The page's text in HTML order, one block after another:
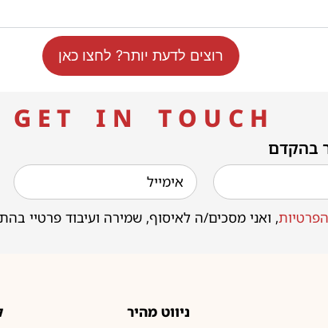
רוצים לדעת יותר? לחצו כאן
G E T I N T O U C H
בהקדם
, ואני מסכים/ה לאיסוף, שמירה ועיבוד פרטיי
ניווט מהיר